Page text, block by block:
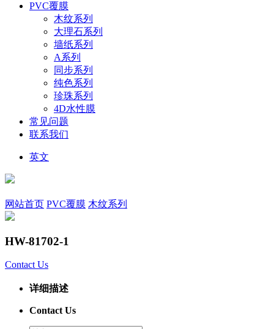
PVC覆膜
木纹系列
大理石系列
墙纸系列
A系列
同步系列
纯色系列
珍珠系列
4D水性膜
常见问题
联系我们
英文
网站首页 PVC覆膜 木纹系列
HW-81702-1
Contact Us
详细描述
Contact Us